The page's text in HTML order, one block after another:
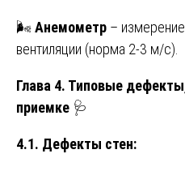
🌬️Анемометр –
вентиляции (норма 2-3 м/с).
Глава 4. Типовые
приемке 🩺
4.1. Дефекты стен: